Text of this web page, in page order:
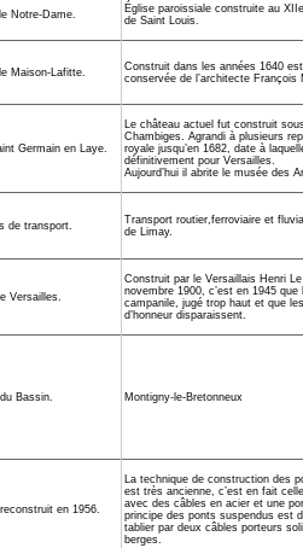
Notre-Dame.
Église paroissiale construite au
de Saint Louis.
Maison-Lafitte.
Construit dans les années 1640
conservée de l’architecte François
Germain en Laye.
Le château actuel fut construit
Chambiges. Agrandi à plusieurs
royale jusqu’en 1682, date à
définitivement pour Versailles.
Aujourd’hui il abrite le musée des
de transport.
Transport routier,ferroviaire et
de Limay.
Versailles.
Construit par le Versaillais Henri
novembre 1900, c’est en 1945
campanile, jugé trop haut et que
d’honneur disparaissent.
Bassin. Montigny-le-Bretonneux
en 1956.
La technique de construction des
est très ancienne, c’est en fait
avec des câbles en acier et une
principe des ponts suspendus est
tablier par deux câbles porteurs
berges.